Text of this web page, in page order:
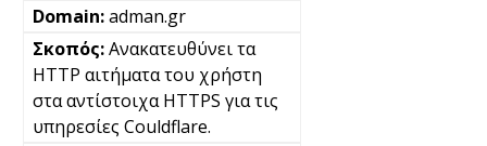
adman.gr
Ανακατευθύνει τα
HTTP αιτήματα του χρήστη
στα αντίστοιχα HTTPS για τις
υπηρεσίες Couldflare.